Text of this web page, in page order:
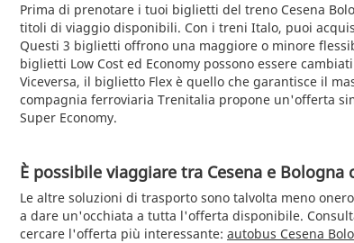
Prima di prenotare i tuoi biglietti del treno Cesena
titoli di viaggio disponibili. Con i treni Italo, puoi
Questi 3 biglietti offrono una maggiore o minore
biglietti Low Cost ed Economy possono essere
Viceversa, il biglietto Flex è quello che garantisce il
compagnia ferroviaria Trenitalia propone un'offerta
Super Economy.
È possibile viaggiare tra Cesena e
Le altre soluzioni di trasporto sono talvolta meno
a dare un'occhiata a tutta l'offerta disponibile.
cercare l'offerta più interessante: autobus Cesena